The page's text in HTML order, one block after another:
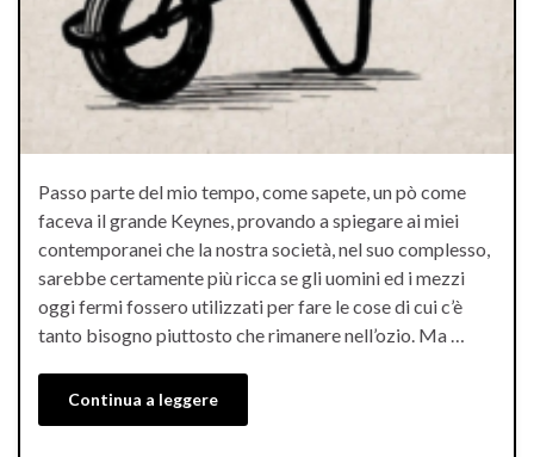
Passo parte del mio tempo, come sapete, un pò come
faceva il grande Keynes, provando a spiegare ai miei
contemporanei che la nostra società, nel suo complesso,
sarebbe certamente più ricca se gli uomini ed i mezzi
oggi fermi fossero utilizzati per fare le cose di cui c’è
tanto bisogno piuttosto che rimanere nell’ozio. Ma …
Continua a leggere